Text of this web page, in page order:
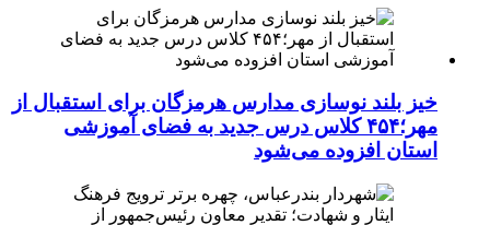
خیز بلند نوسازی مدارس هرمزگان برای استقبال از
مهر؛۴۵۴ کلاس درس جدید به فضای آموزشی
استان افزوده می‌شود